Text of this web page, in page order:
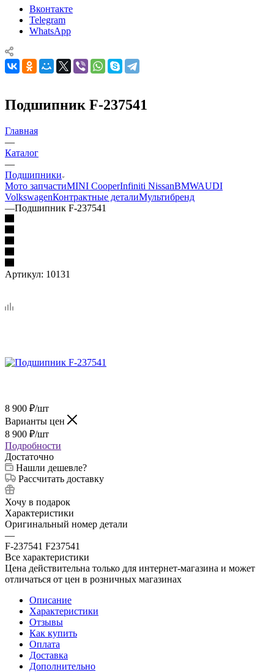
Вконтакте
Telegram
WhatsApp
Подшипник F-237541
Главная
—
Каталог
—
Подшипники
Мото запчастиMINI CooperInfiniti NissanBMWAUDI
VolkswagenКонтрактные деталиМультибренд
—Подшипник F-237541
Артикул: 10131
8 900 ₽/шт
Варианты цен
8 900 ₽/шт
Подробности
Достаточно
Нашли дешевле?
Рассчитать доставку
Хочу в подарок
Характеристики
Оригинальный номер детали
—
F-237541 F237541
Все характеристики
Цена действительна только для интернет-магазина и может
отличаться от цен в розничных магазинах
Описание
Характеристики
Отзывы
Как купить
Оплата
Доставка
Дополнительно